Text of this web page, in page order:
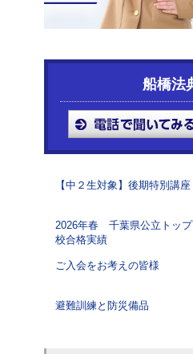
船橋法
【中２生対象】後期特別講座
2026年春 千葉県公立トッ
校合格実績
ご入会をお考えの皆様
避難訓練と防災備品